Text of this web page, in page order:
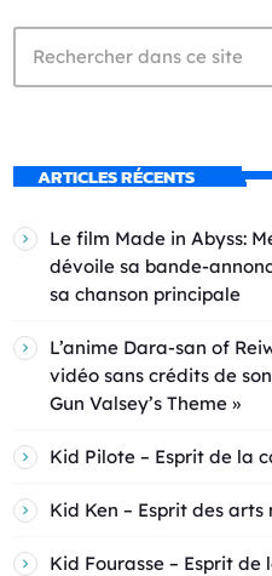
ARTICLES RÉCENTS
Le film Made in Abyss:
dévoile sa bande-
sa chanson principale
L’anime Dara-san of
vidéo sans crédits de
Gun Valsey’s Theme »
Kid Pilote – Esprit de la
Kid Ken – Esprit des
Kid Fourasse – Esprit de